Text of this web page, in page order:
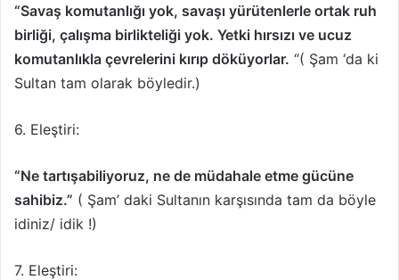
“Savaş komutanlığı yok, savaşı yürütenlerle ortak ruh
birliği, çalışma birlikteliği yok. Yetki hırsızı ve ucuz
komutanlıkla çevrelerini kırıp döküyorlar. “( Şam ‘da ki
Sultan tam olarak böyledir.)
6. Eleştiri:
“Ne tartışabiliyoruz, ne de müdahale etme gücüne
sahibiz.” ( Şam’ daki Sultanın karşısında tam da böyle
idiniz/ idik !)
7. Eleştiri: